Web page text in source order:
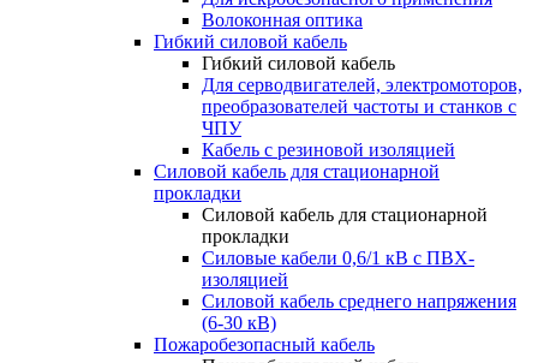
Волоконная оптика
Гибкий силовой кабель
Гибкий силовой кабель
Для серводвигателей, электромоторов,
преобразователей частоты и станков с
ЧПУ
Кабель с резиновой изоляцией
Силовой кабель для стационарной
прокладки
Силовой кабель для стационарной
прокладки
Силовые кабели 0,6/1 кВ с ПВХ-
изоляцией
Силовой кабель среднего напряжения
(6-30 кВ)
Пожаробезопасный кабель